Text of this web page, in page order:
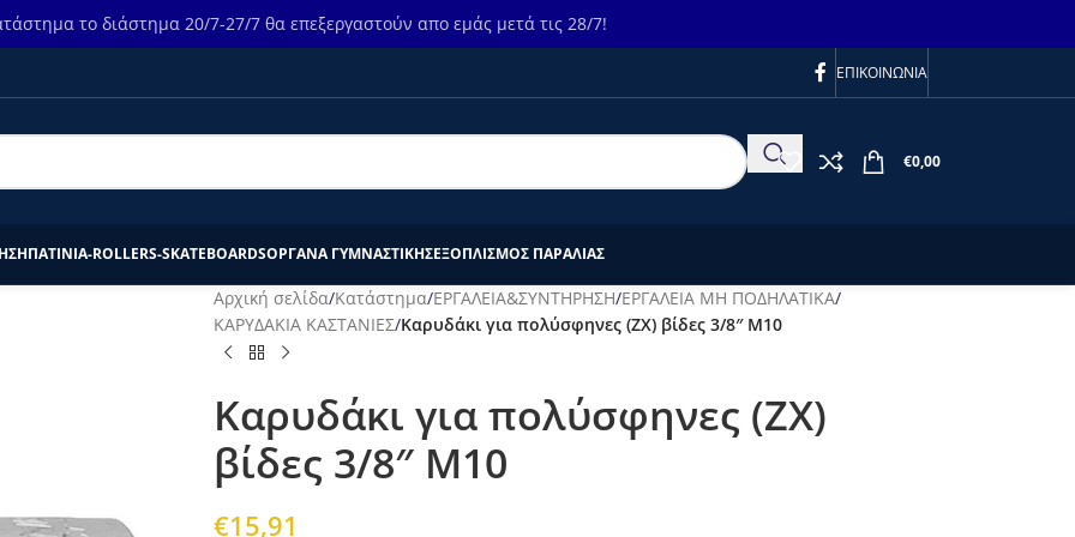
το διάστημα 20/7-27/7 θα επεξεργαστούν απο εμάς μετά τις 28/7!
ΕΠΙΚΟΙΝΩΝΙΑ
€0,00
ΠΑΤΙΝΙΑ-ROLLERS-SKATEBOARDSΟΡΓΑΝΑ ΓΥΜΝΑΣΤΙΚΗΣΕΞΟΠΛΙΣΜΟΣ ΠΑΡΑΛΙΑΣ
Αρχική σελίδα/Κατάστημα/ΕΡΓΑΛΕΙΑ&ΣΥΝΤΗΡΗΣΗ/ΕΡΓΑΛΕΙΑ ΜΗ ΠΟΔΗΛΑΤΙΚΑ/
ΚΑΡΥΔΑΚΙΑ ΚΑΣΤΑΝΙΕΣ/Καρυδάκι για πολύσφηνες (ΖΧ) βίδες 3/8″ M10
Καρυδάκι για πολύσφηνες (ΖΧ)
βίδες 3/8″ M10
€15,91